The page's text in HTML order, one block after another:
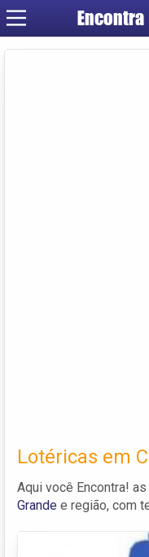
Encontra
Lotéricas em
Aqui você Encontra!
Grande e região, com